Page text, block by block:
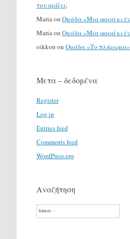
τον ορίζει;
Mariaon Ομάδα «Μια φορά κι
Mariaon Ομάδα «Μια φορά κι
oikkon on Ομάδα «Το πλήρωμα»
Μετα – δεδομένα
Register
Log in
Entries feed
Comments feed
WordPress.org
Αναζήτηση
Search